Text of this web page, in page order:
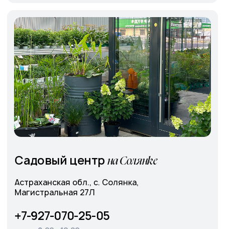
Cадовый центрА эропорт
г. Астрахань, Аэропортовское шоссе, 19
+7-927-070-25-30
пн–вс 9:00—18:00
Написать в MAX
Подробнее
Оставитьзаявку